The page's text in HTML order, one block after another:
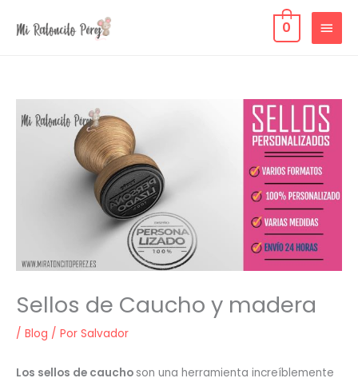
MENÚ
0
Sellos de Caucho y madera
/ Blog / Por Salvador
Los sellos de caucho son una herramienta increíblemente